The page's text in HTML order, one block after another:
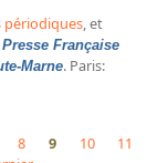
périodiques, et
Française
Marne. Paris:
8 9 10
11